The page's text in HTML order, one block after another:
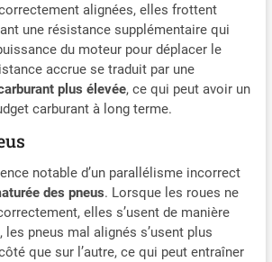
alignées, elles frottent
une résistance supplémentaire qui
du moteur pour déplacer le
accrue se traduit par une
plus élevée, ce qui peut avoir un
carburant à long terme.
notable d’un parallélisme incorrect
des pneus. Lorsque les roues ne
elles s’usent de manière
les pneus mal alignés s’usent plus
que sur l’autre, ce qui peut entraîner